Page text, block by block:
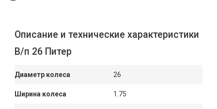
Описание и технические характеристики
В/п 26 Питер
Диаметр колеса 26
Ширина колеса 1.75